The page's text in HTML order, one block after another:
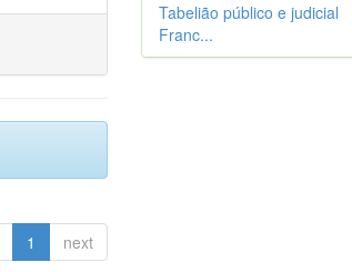
1 next
Tabelião público e judicial
Franc...